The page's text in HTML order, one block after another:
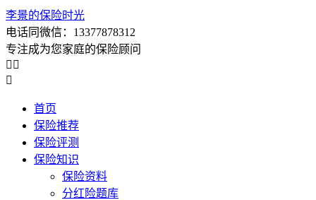
李景的保险时光
电话同微信：13377878312
专注成为您家庭的保险顾问
 

首页
保险推荐
保险评测
保险知识
保险资料
分红险题库